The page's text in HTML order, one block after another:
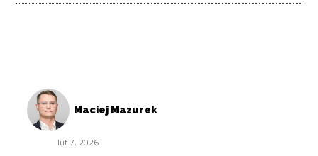
Maciej Mazurek
lut 7, 2026